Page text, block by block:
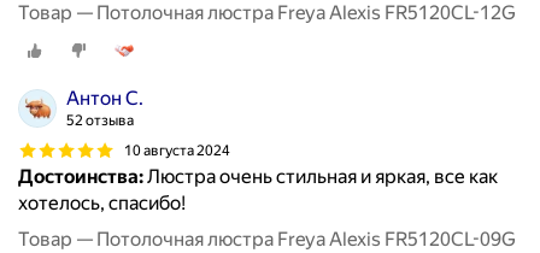
Товар — Потолочная люстра Freya Alexis FR5120CL-12G
Антон С.
52 отзыва
10 августа 2024
Достоинства:Люстра очень стильная и яркая, все как
хотелось, спасибо!
Товар — Потолочная люстра Freya Alexis FR5120CL-09G